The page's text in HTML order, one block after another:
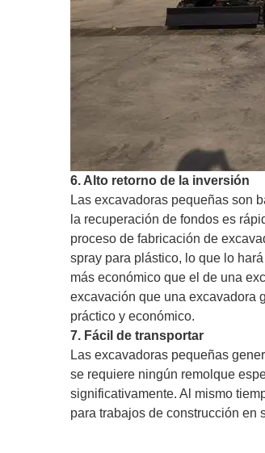
6. Alto retorno de la inversión
Las excavadoras pequeñas son
la recuperación de fondos es
proceso de fabricación de
spray para plástico, lo que lo
más económico que el de una
excavación que una excavadora
práctico y económico.
7. Fácil de transportar
Las excavadoras pequeñas
se requiere ningún remolque
significativamente. Al mismo
para trabajos de construcción en